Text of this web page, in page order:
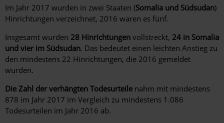
Im Jahr 2017 wurden in zwei Staaten (Somalia und Südsudan)
Hinrichtungen verzeichnet, 2016 waren es fünf.
Insgesamt wurden 28 Hinrichtungen vollstreckt, 24 in Somalia
und vier im Südsudan. Das bedeutet einen leichten Anstieg zu
den mindestens 22 Hinrichtungen, die 2016 gemeldet
wurden.
Die Zahl der verhängten Todesurteile nahm mit mindestens
878 im Jahr 2017 im Vergleich zu mindestens 1.086
Todesurteilen im Jahr 2016 ab.